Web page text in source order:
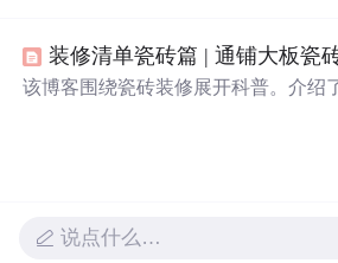
和技术要点，为地暖系统的正确安装
装修清单瓷砖篇 | 通铺大板瓷
该博客围绕瓷砖装修展开科普。介绍
说点什么…